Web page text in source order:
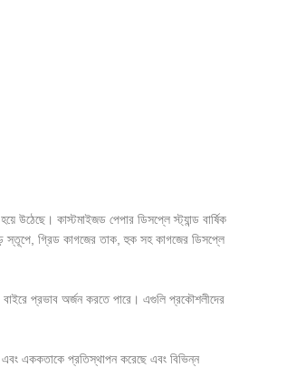
উঠেছে। কাস্টমাইজড পেপার ডিসপ্লে স্ট্যান্ড বার্ষিক
বড় স্তূপে, গ্রিড কাগজের তাক, হুক সহ কাগজের ডিসপ্লে
প্রভাব অর্জন করতে পারে। এগুলি প্রকৌশলীদের
এককতাকে প্রতিস্থাপন করেছে এবং বিভিন্ন